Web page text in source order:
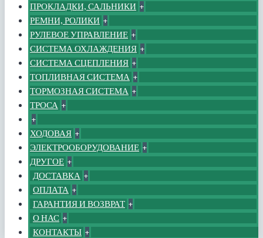
ПРОКЛАДКИ, САЛЬНИКИ +
РЕМНИ, РОЛИКИ +
РУЛЕВОЕ УПРАВЛЕНИЕ +
СИСТЕМА ОХЛАЖДЕНИЯ +
СИСТЕМА СЦЕПЛЕНИЯ +
ТОПЛИВНАЯ СИСТЕМА +
ТОРМОЗНАЯ СИСТЕМА +
ТРОСА +
+
ХОДОВАЯ +
ЭЛЕКТРООБОРУДОВАНИЕ +
ДРУГОЕ +
ДОСТАВКА +
ОПЛАТА +
ГАРАНТИЯ И ВОЗВРАТ +
О НАС +
КОНТАКТЫ +